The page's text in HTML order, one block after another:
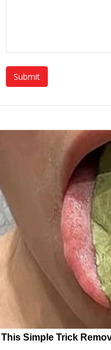
This Simple Trick